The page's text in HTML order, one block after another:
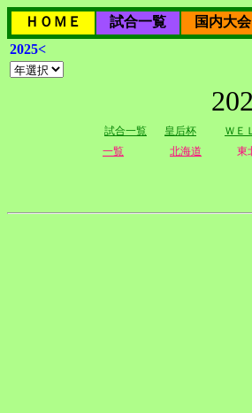
ＨＯＭＥ 試合一覧 国内大会
2025<
試合一覧 皇后杯 ＷＥ
一覧
北海道 東